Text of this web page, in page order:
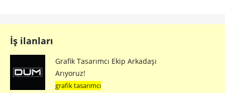
İş ilanları
Grafik Tasarımcı Ekip Arkadaşı
Arıyoruz!
grafik tasarımcı